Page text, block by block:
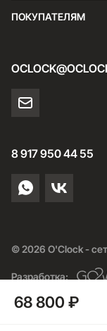
ПОКУПАТЕЛЯМ
8 917 950 44 55
© 2026 O'Clock -
Разработка:
68 800 ₽